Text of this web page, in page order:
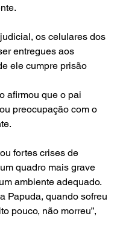
os celulares dos
entregues aos
ele cumpre prisão
afirmou que o pai
preocupação com o
fortes crises de
quadro mais grave
ambiente adequado.
Papuda, quando sofreu
pouco, não morreu”,